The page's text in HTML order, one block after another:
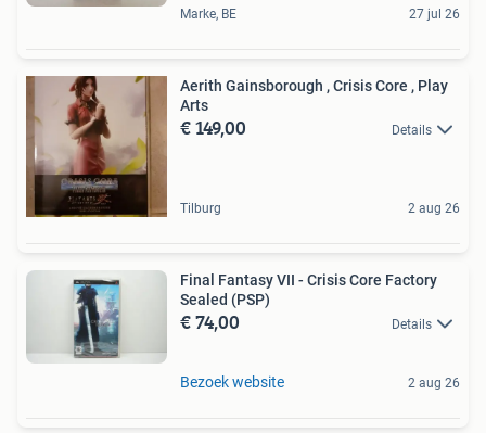
Marke, BE 27 jul 26
Aerith Gainsborough , Crisis Core , Play
Arts
€ 149,00 Details
Tilburg 2 aug 26
Final Fantasy VII - Crisis Core Factory
Sealed (PSP)
€ 74,00 Details
Bezoek website 2 aug 26